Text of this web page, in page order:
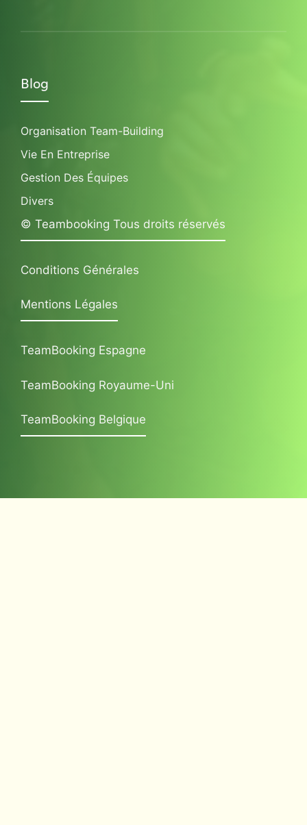
Blog
Organisation Team-Building
Vie En Entreprise
Gestion Des Équipes
Divers
© Teambooking Tous droits réservés
Conditions Générales
Mentions Légales
TeamBooking Espagne
TeamBooking Royaume-Uni
TeamBooking Belgique